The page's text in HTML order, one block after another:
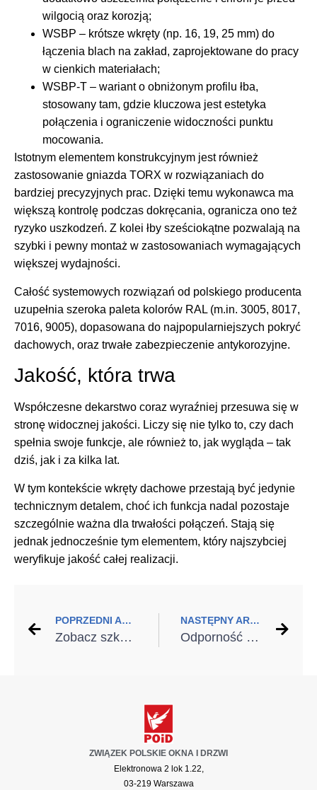
wilgocią oraz korozją;
WSBP – krótsze wkręty (np. 16, 19, 25 mm) do
łączenia blach na zakład, zaprojektowane do pracy
w cienkich materiałach;
WSBP-T – wariant o obniżonym profilu łba,
stosowany tam, gdzie kluczowa jest estetyka
połączenia i ograniczenie widoczności punktu
mocowania.
Istotnym elementem konstrukcyjnym jest również
zastosowanie gniazda TORX w rozwiązaniach do
bardziej precyzyjnych prac. Dzięki temu wykonawca ma
większą kontrolę podczas dokręcania, ogranicza ono też
ryzyko uszkodzeń. Z kolei łby sześciokątne pozwalają na
szybki i pewny montaż w zastosowaniach wymagających
większej wydajności.
Całość systemowych rozwiązań od polskiego producenta
uzupełnia szeroka paleta kolorów RAL (m.in. 3005, 8017,
7016, 9005), dopasowana do najpopularniejszych pokryć
dachowych, oraz trwałe zabezpieczenie antykorozyjne.
Jakość, która trwa
Współczesne dekarstwo coraz wyraźniej przesuwa się w
stronę widocznej jakości. Liczy się nie tylko to, czy dach
spełnia swoje funkcje, ale również to, jak wygląda – tak
dziś, jak i za kilka lat.
W tym kontekście wkręty dachowe przestają być jedynie
technicznym detalem, choć ich funkcja nadal pozostaje
szczególnie ważna dla trwałości połączeń. Stają się
jednak jednocześnie tym elementem, który najszybciej
weryfikuje jakość całej realizacji.
POPRZEDNI ARTYKUŁ
Zobacz szkolenie FAKRO dla uczniów i nauczycieli
NASTĘPNY ARTYKUŁ
Odporność termoizolacji na wodę – wilgotne ocieplenie jest jak mokry sweter
ZWIĄZEK POLSKIE OKNA I DRZWI
Elektronowa 2 lok 1.22,
03-219 Warszawa